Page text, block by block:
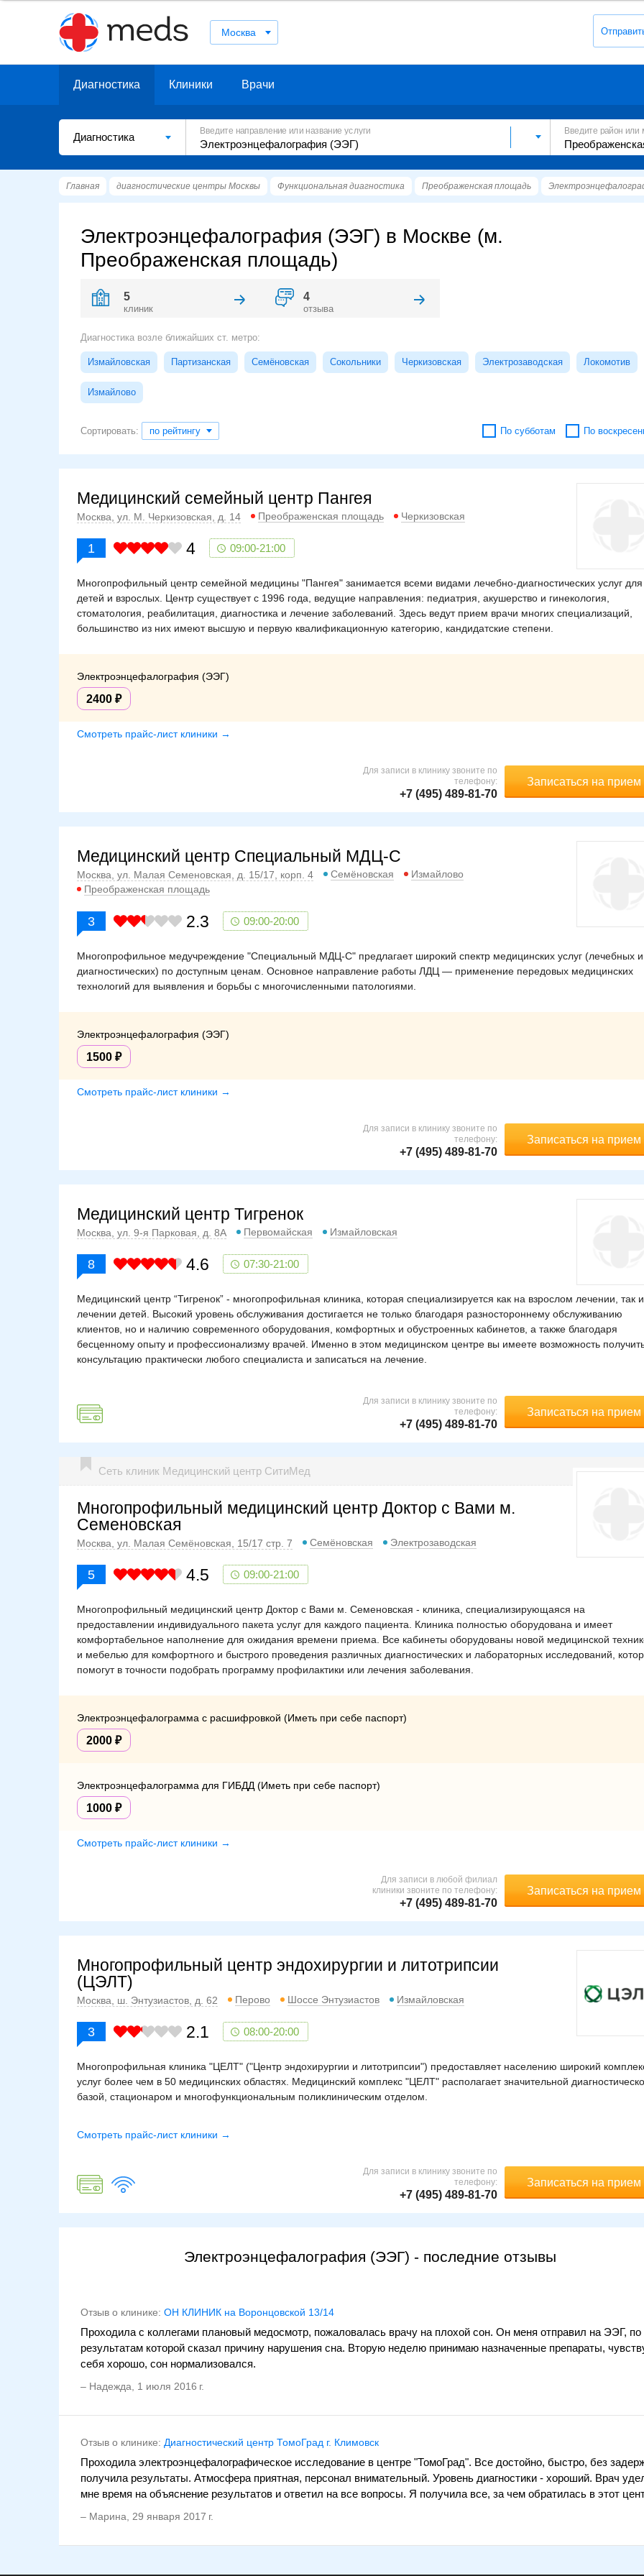
Москва
Диагностика Клиники Врачи
Диагностика
Введите направление или название услуги Введите район или
Главная диагностические центры Москвы Функциональная диагностика Преображенская площадь
Электроэнцефалография (ЭЭГ) в Москве (м.
Преображенская площадь)
5
клиник
4
отзыва
Диагностика возле ближайших ст. метро:
Измайловская Партизанская Семёновская Сокольники Черкизовская Электрозаводская Локомотив
Измайлово
Сортировать: по рейтингу По субботам По
Медицинский семейный центр Пангея
Москва, ул. М. Черкизовская, д. 14 Преображенская площадь Черкизовская
1 4 09:00-21:00
Многопрофильный центр семейной медицины "Пангея" занимается всеми видами лечебно-диагностических услуг для
детей и взрослых. Центр существует с 1996 года, ведущие направления: педиатрия, акушерство и гинекология,
стоматология, реабилитация, диагностика и лечение заболеваний. Здесь ведут прием врачи многих специализаций,
большинство из них имеют высшую и первую квалификационную категорию, кандидатские степени.
Электроэнцефалография (ЭЭГ)
2400
Смотреть прайс-лист клиники →
Записаться на прием
Для записи в клинику звоните по
телефону:
+7 (495) 489-81-70
Медицинский центр Специальный МДЦ-С
Москва, ул. Малая Семеновская, д. 15/17, корп. 4 Семёновская
Измайлово
Преображенская площадь
3 2.3 09:00-20:00
Многопрофильное медучреждение "Специальный МДЦ-С" предлагает широкий спектр медицинских услуг (лечебных и
диагностических) по доступным ценам. Основное направление работы ЛДЦ — применение передовых медицинских
технологий для выявления и борьбы с многочисленными патологиями.
Электроэнцефалография (ЭЭГ)
1500
Смотреть прайс-лист клиники →
Записаться на прием
Для записи в клинику звоните по
телефону:
+7 (495) 489-81-70
Медицинский центр Тигренок
Москва, ул. 9-я Парковая, д. 8А Первомайская Измайловская
8 4.6 07:30-21:00
Медицинский центр “Тигренок” - многопрофильная клиника, которая специализируется как на взрослом лечении, так
лечении детей. Высокий уровень обслуживания достигается не только благодаря разностороннему обслуживанию
клиентов, но и наличию современного оборудования, комфортных и обустроенных кабинетов, а также благодаря
бесценному опыту и профессионализму врачей. Именно в этом медицинском центре вы имеете возможность
консультацию практически любого специалиста и записаться на лечение.
Записаться на прием
Для записи в клинику звоните по
телефону:
+7 (495) 489-81-70
Сеть клиник Медицинский центр СитиМед
Многопрофильный медицинский центр Доктор с Вами м.
Семеновская
Москва, ул. Малая Семёновская, 15/17 стр. 7 Семёновская Электрозаводская
5 4.5 09:00-21:00
Многопрофильный медицинский центр Доктор с Вами м. Семеновская - клиника, специализирующаяся на
предоставлении индивидуального пакета услуг для каждого пациента. Клиника полностью оборудована и имеет
комфортабельное наполнение для ожидания времени приема. Все кабинеты оборудованы новой медицинской
и мебелью для комфортного и быстрого проведения различных диагностических и лабораторных исследований,
помогут в точности подобрать программу профилактики или лечения заболевания.
Электроэнцефалограмма с расшифровкой (Иметь при себе паспорт)
2000
Электроэнцефалограмма для ГИБДД (Иметь при себе паспорт)
1000
Смотреть прайс-лист клиники →
Записаться на прием
Для записи в любой филиал
клиники звоните по телефону:
+7 (495) 489-81-70
Многопрофильный центр эндохирургии и литотрипсии
(ЦЭЛТ)
Москва, ш. Энтузиастов, д. 62 Перово Шоссе Энтузиастов Измайловская
3 2.1 08:00-20:00
Многопрофильная клиника "ЦЕЛТ" ("Центр эндохирургии и литотрипсии") предоставляет населению широкий
услуг более чем в 50 медицинских областях. Медицинский комплекс "ЦЕЛТ" располагает значительной
базой, стационаром и многофункциональным поликлиническим отделом.
Смотреть прайс-лист клиники →
Записаться на прием
Для записи в клинику звоните по
телефону:
+7 (495) 489-81-70
Электроэнцефалография (ЭЭГ) - последние отзывы
Отзыв о клинике: ОН КЛИНИК на Воронцовской 13/14
Проходила с коллегами плановый медосмотр, пожаловалась врачу на плохой сон. Он меня отправил на ЭЭГ, по
результатам которой сказал причину нарушения сна. Вторую неделю принимаю назначенные препараты,
себя хорошо, сон нормализовался.
– Надежда 1 июля 2016 г.
Отзыв о клинике: Диагностический центр ТомоГрад г. Климовск
Проходила электроэнцефалографическое исследование в центре "ТомоГрад". Все достойно, быстро, без
получила результаты. Атмосфера приятная, персонал внимательный. Уровень диагностики - хороший. Врач
мне время на объяснение результатов и ответил на все вопросы. Я получила все, за чем обратилась в этот
– Марина 29 января 2017 г.